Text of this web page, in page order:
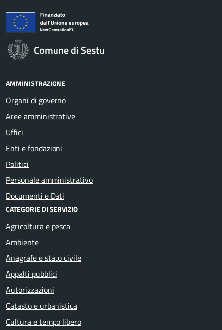
Comune di Sestu
AMMINISTRAZIONE
Organi di governo
Aree amministrative
Uffici
Enti e fondazioni
Politici
Personale amministrativo
Documenti e Dati
CATEGORIE DI SERVIZIO
Agricoltura e pesca
Ambiente
Anagrafe e stato civile
Appalti pubblici
Autorizzazioni
Catasto e urbanistica
Cultura e tempo libero